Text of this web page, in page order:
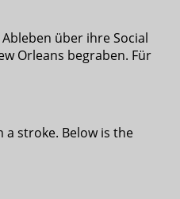
über ihre Social
Orleans begraben. Für
stroke. Below is the